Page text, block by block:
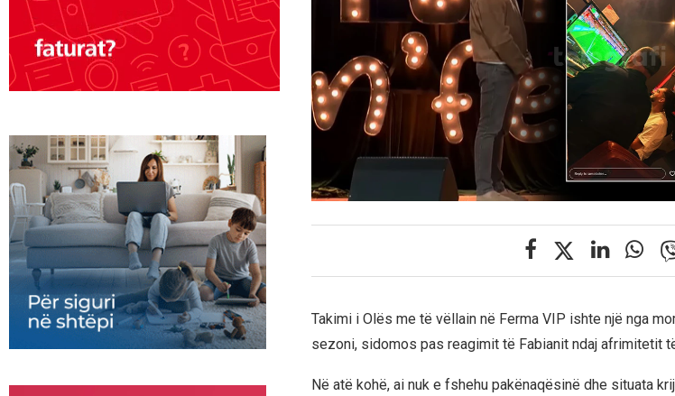
Takimi i Olës me të vëllain në Ferma VIP ishte një nga
sezoni, sidomos pas reagimit të Fabianit ndaj afrimitetit
Në atë kohë, ai nuk e fshehu pakënaqësinë dhe situata